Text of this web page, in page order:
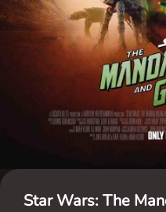
Star Wars: The